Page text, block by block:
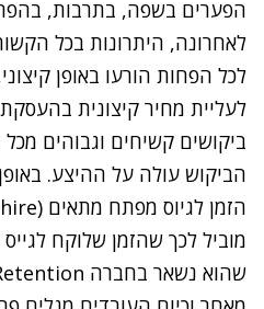
הפערים בשפה, בתרבות,
לאחרונה, היתרונות בכל
לכל הפחות הורעו באופן
לעליית מחיר קיצונית
ביקושים קשיחים וגבוהים
הביקוש עולה על ההיצע.
מוביל לכך שהזמן שלוקח לגייס